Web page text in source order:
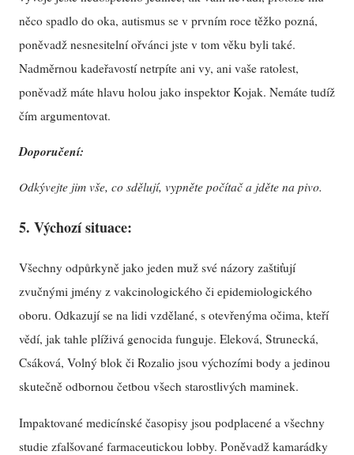
něco spadlo do oka, autismus se v prvním roce těžko pozná,
poněvadž nesnesitelní ořvánci jste v tom věku byli také.
Nadměrnou kadeřavostí netrpíte ani vy, ani vaše ratolest,
poněvadž máte hlavu holou jako inspektor Kojak. Nemáte tudíž
čím argumentovat.
Doporučení:
Odkývejte jim vše, co sdělují, vypněte počítač a jděte na pivo.
5. Výchozí situace:
Všechny odpůrkyně jako jeden muž své názory zaštiťují
zvučnými jmény z vakcinologického či epidemiologického
oboru. Odkazují se na lidi vzdělané, s otevřenýma očima, kteří
vědí, jak tahle plíživá genocida funguje. Eleková, Strunecká,
Csáková, Volný blok či Rozalio jsou výchozími body a jedinou
skutečně odbornou četbou všech starostlivých maminek.
Impaktované medicínské časopisy jsou podplacené a všechny
studie zfalšované farmaceutickou lobby. Poněvadž kamarádky